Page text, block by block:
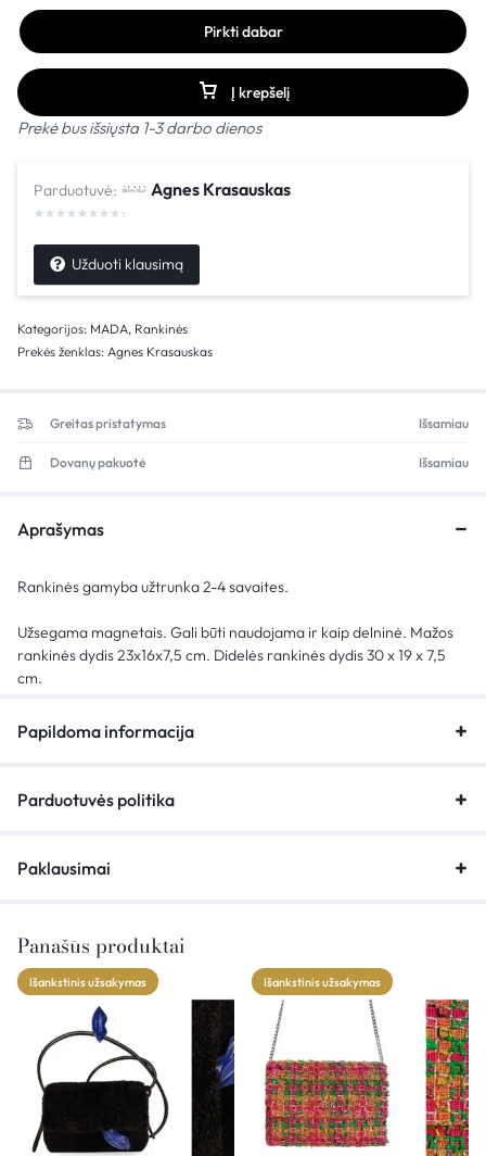
Į krepšelį
Pirkti dabar
Prekė bus išsiųsta 1-3 darbo dienos
Parduotuvė: Agnes Krasauskas
Užduoti klausimą
Kategorijos: MADA, Rankinės
Prekės ženklas: Agnes Krasauskas
Greitas pristatymas Išsamiau
Dovanų pakuotė Išsamiau
Aprašymas
Rankinės gamyba užtrunka 2-4 savaites.
Užsegama magnetais. Gali būti naudojama ir kaip delninė. Mažos
rankinės dydis 23x16x7,5 cm. Didelės rankinės dydis 30 x 19 x 7,5
cm.
Papildoma informacija
Parduotuvės politika
Paklausimai
Panašūs produktai
Išankstinis užsakymas Išankstinis užsakymas